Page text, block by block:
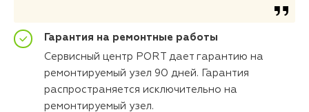
Гарантия на ремонтные работы
Сервисный центр PORT дает гарантию на
ремонтируемый узел 90 дней. Гарантия
распространяется исключительно на
ремонтируемый узел.